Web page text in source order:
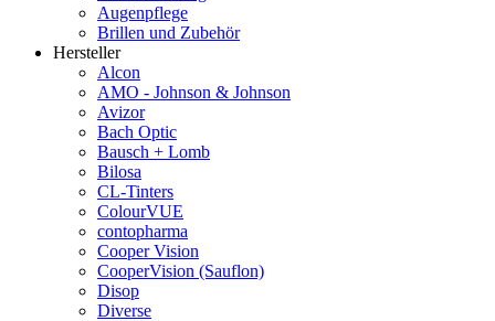
Augenpflege
Brillen und Zubehör
Hersteller
Alcon
AMO - Johnson & Johnson
Avizor
Bach Optic
Bausch + Lomb
Bilosa
CL-Tinters
ColourVUE
contopharma
Cooper Vision
CooperVision (Sauflon)
Disop
Diverse